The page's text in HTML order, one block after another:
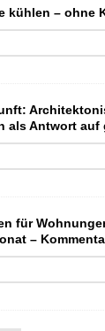
kühlen – ohne
als Antwort auf
für
–